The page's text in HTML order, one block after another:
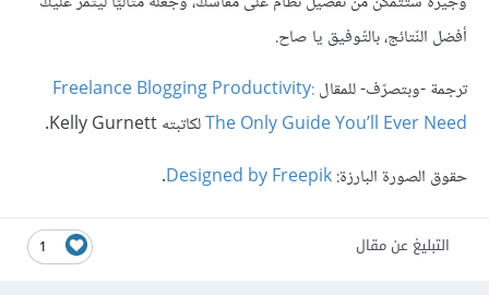
أفضل النّتائج، بالتّوفيق يا صاح.
ترجمة -وبتصرّف- للمقالFreelance Blogging Productivity:
The Only Guide You’ll Ever Needلكاتبته Kelly Gurnett.
حقوق الصورة البارزة:Designed by Freepik
.
1 التبليغ عن مقال